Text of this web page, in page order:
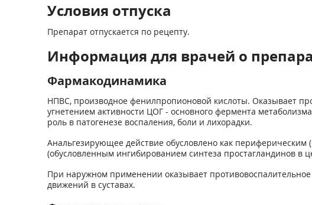
Условия отпуска
Препарат отпускается по рецепту.
Информация для врачей о
Фармакодинамика
НПВС, производное фенилпропионовой кислоты. Оказывает
угнетением активности ЦОГ - основного фермента
роль в патогенезе воспаления, боли и лихорадки.
Анальгезирующее действие обусловлено как
(обусловленным ингибированием синтеза простагландинов в
При наружном применении оказывает
движений в суставах.